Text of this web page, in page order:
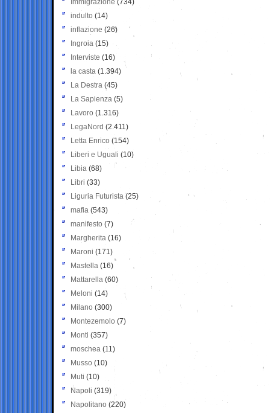
Immigrazione (734)
indulto (14)
inflazione (26)
Ingroia (15)
Interviste (16)
la casta (1.394)
La Destra (45)
La Sapienza (5)
Lavoro (1.316)
LegaNord (2.411)
Letta Enrico (154)
Liberi e Uguali (10)
Libia (68)
Libri (33)
Liguria Futurista (25)
mafia (543)
manifesto (7)
Margherita (16)
Maroni (171)
Mastella (16)
Mattarella (60)
Meloni (14)
Milano (300)
Montezemolo (7)
Monti (357)
moschea (11)
Musso (10)
Muti (10)
Napoli (319)
Napolitano (220)